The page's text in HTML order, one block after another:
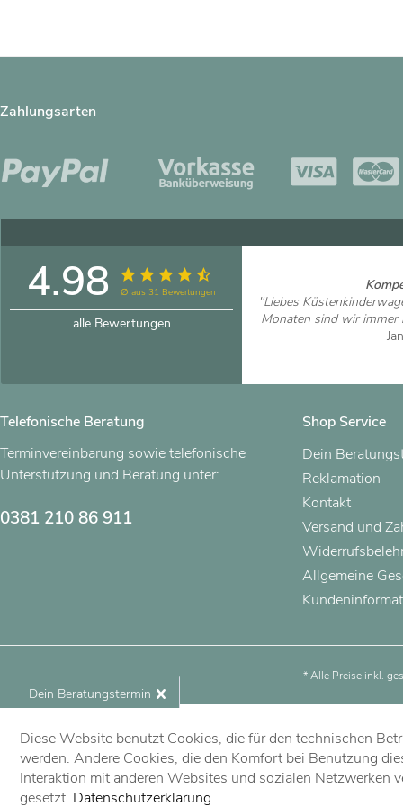
Zahlungsarten
Dein Beratungstermin
Jetzt vereinbaren!
4.98∅ aus 31 Bewertungen
alle Bewertungen
"Liebes
Monaten sind wir
Telefonische Beratung
Terminvereinbarung sowie telefonische
Unterstützung und Beratung unter:
0381 210 86 911
Shop Service
Dein
Reklamation
Kontakt
Versand und
Allgemeine
* Alle Preise inkl.
Diese Website benutzt Cookies, die für den technischen
werden. Andere Cookies, die den Komfort bei Benutzung
Interaktion mit anderen Websites und sozialen Netzwerken
gesetzt. Datenschutzerklärung